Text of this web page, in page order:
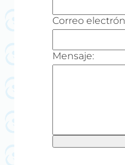
Correo
Mensaje: